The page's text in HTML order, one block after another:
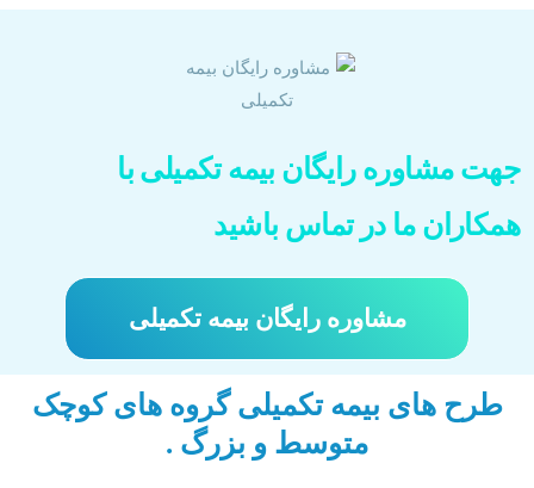
جهت مشاوره رایگان بیمه تکمیلی با
همکاران ما در تماس باشید
مشاوره رایگان بیمه تکمیلی
طرح های بیمه تکمیلی گروه های کوچک
متوسط و بزرگ .